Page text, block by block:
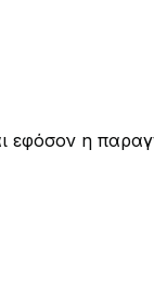
η